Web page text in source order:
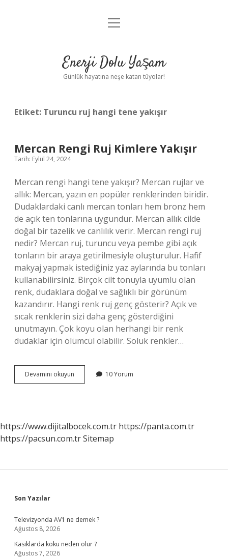
Anasayfa
Yasal Uyarı
menüyü
Enerji Dolu Yaşam
Günlük hayatına neşe katan tüyolar!
Etiket: Turuncu ruj hangi tene yakışır
Mercan Rengi Ruj Kimlere Yakışır
Tarih: Eylül 24, 2024
Mercan rengi hangi tene yakışır? Mercan rujlar ve
allık: Mercan, yazın en popüler renklerinden biridir.
Dudaklardaki canlı mercan tonları hem bronz hem
de açık ten tonlarına uygundur. Mercan allık cilde
doğal bir tazelik ve canlılık verir. Mercan rengi ruj
nedir? Mercan ruj, turuncu veya pembe gibi açık
tonların bir araya getirilmesiyle oluşturulur. Hafif
makyaj yapmak istediğiniz yaz aylarında bu tonları
kullanabilirsiniz. Birçok cilt tonuyla uyumlu olan
renk, dudaklara doğal ve sağlıklı bir görünüm
kazandırır. Hangi renk ruj genç gösterir? Açık ve
sıcak renklerin sizi daha genç gösterdiğini
unutmayın. Çok koyu olan herhangi bir renk
dudaklar için ölümcül olabilir. Soluk renkler…
Devamını okuyun
Rengi
10 Yorum
https://www.dijitalbocek.com.tr https://panta.com.tr
https://pacsun.com.trSitemap
Sidebar
Son Yazılar
Televizyonda AV1 ne demek ?
Ağustos 8, 2026
Kasıklarda koku neden olur ?
Ağustos 7, 2026